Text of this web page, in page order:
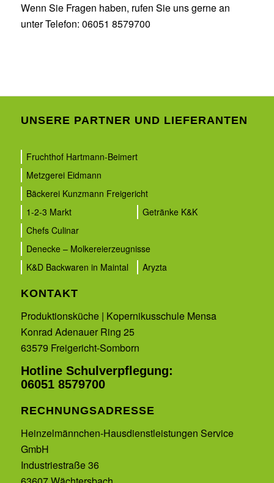
Wenn Sie Fragen haben, rufen Sie uns gerne an
unter Telefon: 06051 8579700
UNSERE PARTNER UND LIEFERANTEN
Fruchthof Hartmann-Beimert
Metzgerei Eidmann
Bäckerei Kunzmann Freigericht
1-2-3 Markt
Getränke K&K
Chefs Culinar
Denecke – Molkereierzeugnisse
K&D Backwaren in Maintal
Aryzta
KONTAKT
Produktionsküche | Kopernikusschule Mensa
Konrad Adenauer Ring 25
63579 Freigericht-Somborn
Hotline Schulverpflegung:
06051 8579700
RECHNUNGSADRESSE
Heinzelmännchen-Hausdienstleistungen Service
GmbH
Industriestraße 36